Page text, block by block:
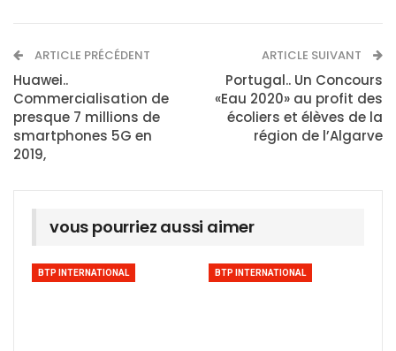
ARTICLE PRÉCÉDENT
Huawei..
Commercialisation de
presque 7 millions de
smartphones 5G en
2019,
ARTICLE SUIVANT
Portugal.. Un Concours
«Eau 2020» au profit des
écoliers et élèves de la
région de l’Algarve
vous pourriez aussi aimer
BTP INTERNATIONAL BTP INTERNATIONAL